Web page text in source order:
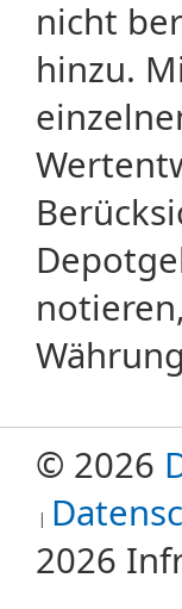
nicht
hinzu.
© 2026
2026